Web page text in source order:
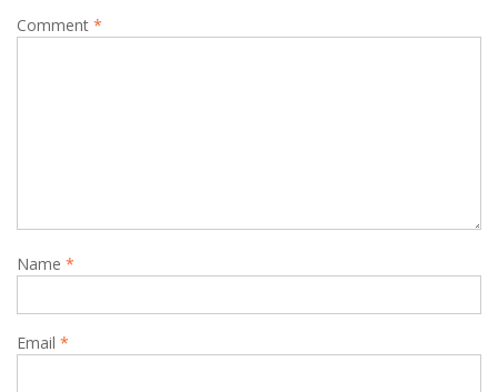
Comment *
Name *
Email *